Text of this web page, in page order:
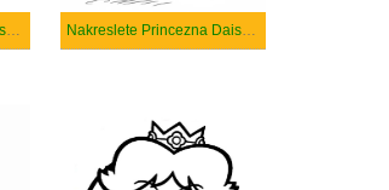
Nakreslete Princezna Daisy základní tisknutelné Nakreslete Princezna Daisy snadný tisknutelné